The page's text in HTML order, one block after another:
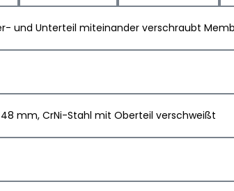
und Unterteil miteinander verschraubt
mm, CrNi-Stahl mit Oberteil verschweißt